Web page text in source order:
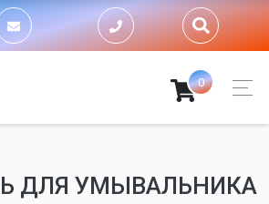
0
ДЛЯ УМЫВАЛЬНИКА